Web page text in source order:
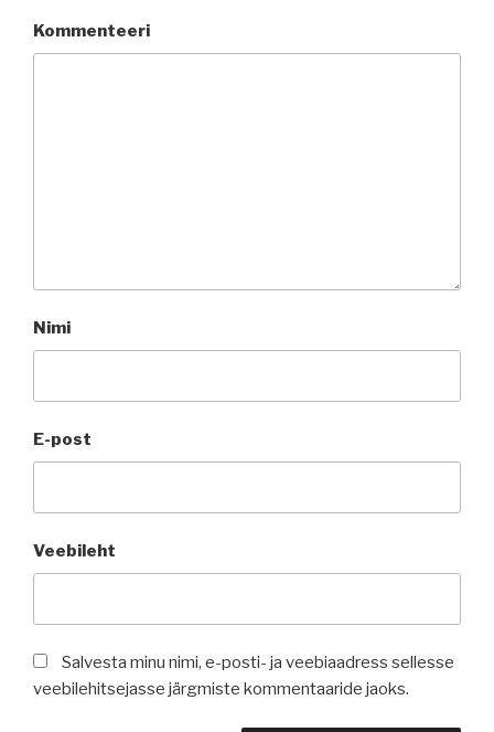
Kommenteeri
Nimi
E-post
Veebileht
Salvesta minu nimi, e-posti- ja veebiaadress sellesse
veebilehitsejasse järgmiste kommentaaride jaoks.